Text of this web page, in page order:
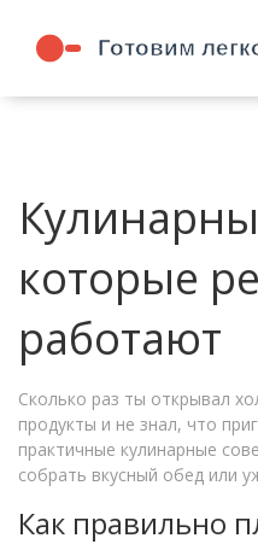
которые
работают
Сколько раз ты открывал
продукты и не знал, что
практичные кулинарные
собрать вкусный обед или
Как правильно